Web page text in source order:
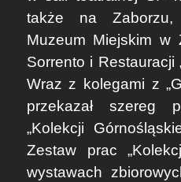
także na
Muzeum Miejskim w
Sorrento i Restauracji
Wraz z kolegami z
przekazał szereg
„Kolekcji
Zestaw prac
wystawach